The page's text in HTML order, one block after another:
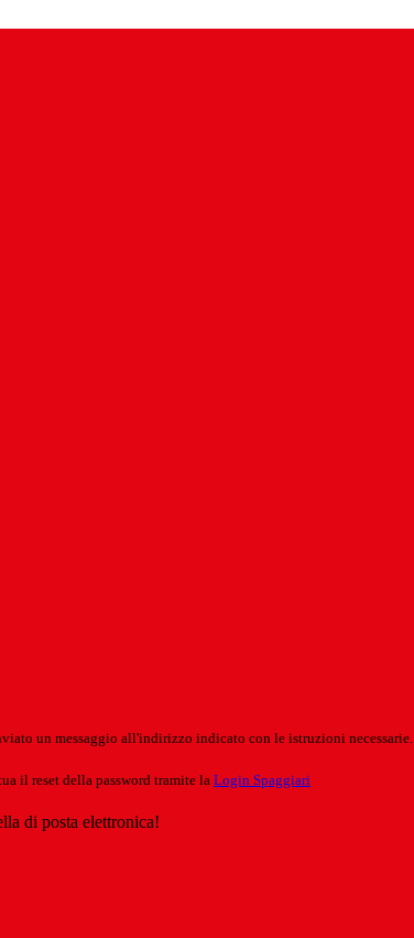
un messaggio all'indirizzo indicato con le istruzioni necessarie.
il reset della password tramite la Login Spaggiari
di posta elettronica!